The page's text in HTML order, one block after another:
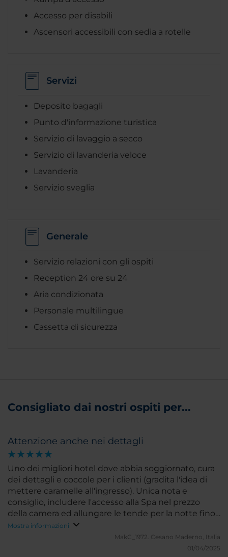
Accesso per disabili
Ascensori accessibili con sedia a rotelle
Servizi
Deposito bagagli
Punto d'informazione turistica
Servizio di lavaggio a secco
Servizio di lavanderia veloce
Lavanderia
Servizio sveglia
Generale
Servizio relazioni con gli ospiti
Reception 24 ore su 24
Aria condizionata
Personale multilingue
Cassetta di sicurezza
Consigliato dai nostri ospiti per...
Attenzione anche nei dettagli
Uno dei migliori hotel dove abbia soggiornato, cura
dei dettagli e coccole per i clienti (gradita l'idea di
mettere caramelle all'ingresso). Unica nota e
consiglio, includere l'accesso alla Spa nel prezzo
della camera ed allungare le tende per la notte fino
a terra dato che la luminosità infastidisce il sonno.
Mostra informazioni
MakC_1972. Cesano Maderno, Italia
01/04/2025